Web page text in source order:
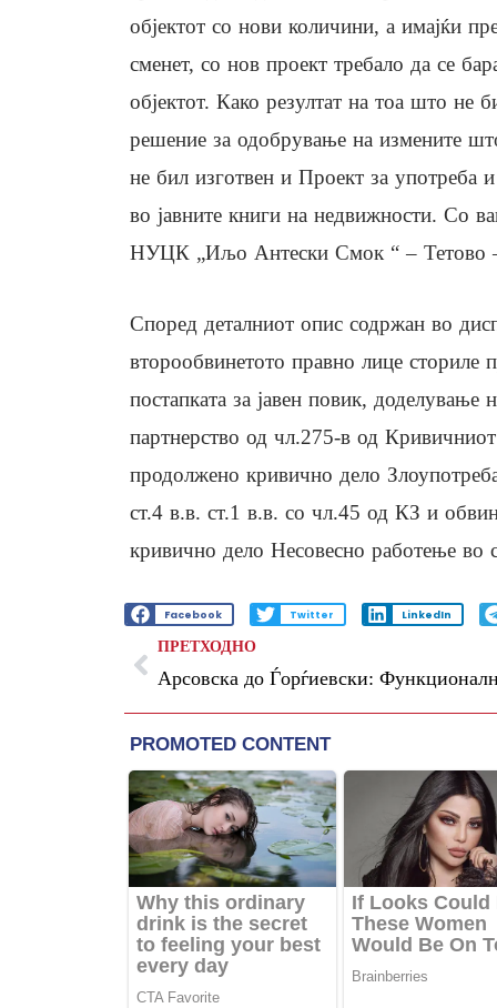
објектот со нови количини, а имајќи
сменет, со нов проект требало да се
објектот. Како резултат на тоа што не
решение за одобрување на измените
не бил изготвен и Проект за употреба
во јавните книги на недвижности. Со
НУЦК „Иљо Антески Смок “ – Тетово –
Според деталниот опис содржан во
второобвинетото правно лице
постапката за јавен повик, доделување
партнерство од чл.275-в од
продолжено кривично дело
ст.4 в.в. ст.1 в.в. сo чл.45 од КЗ и
кривично дело Несовесно работење
Facebook Twitter LinkedIn
ПРЕТХОДНО